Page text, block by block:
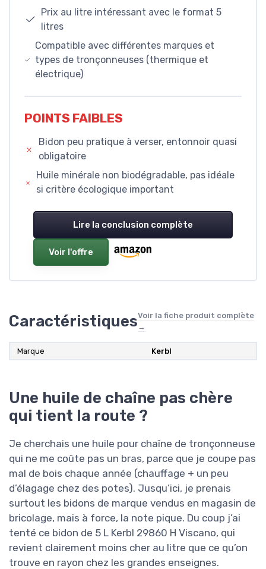
Prix au litre intéressant avec le format 5
litres
Compatible avec différentes marques et
types de tronçonneuses (thermique et
électrique)
POINTS FAIBLES
Bidon peu pratique à verser, entonnoir quasi
obligatoire
Huile minérale non biodégradable, pas idéale
si critère écologique important
Lire la conclusion complète
Voir l'offre
CaractéristiquesVoir la fiche produit complète
→
Marque Kerbl
Une huile de chaîne pas chère
qui tient la route ?
Je cherchais une huile pour chaîne de tronçonneuse
qui ne me coûte pas un bras, parce que je coupe pas
mal de bois chaque année (chauffage + un peu
d’élagage chez des potes). Jusqu’ici, je prenais
surtout les bidons de marque vendus en magasin de
bricolage, mais à force, la note pique. Du coup j’ai
tenté ce bidon de 5 L Kerbl 29860 H Viscano, qui
revient clairement moins cher au litre que ce qu’on
trouve en rayon chez les grandes enseignes.